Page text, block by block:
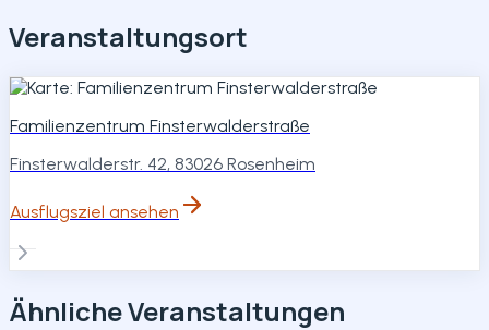
Veranstaltungsort
Familienzentrum Finsterwalderstraße
Finsterwalderstr. 42, 83026 Rosenheim
Ausflugsziel ansehen
Ähnliche Veranstaltungen